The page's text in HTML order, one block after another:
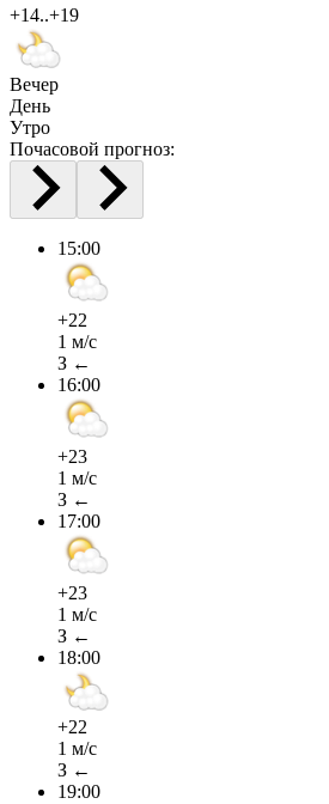
+14..+19
Вечер
День
Утро
Почасовой прогноз:
15:00
+22
1 м/с
З ←
16:00
+23
1 м/с
З ←
17:00
+23
1 м/с
З ←
18:00
+22
1 м/с
З ←
19:00